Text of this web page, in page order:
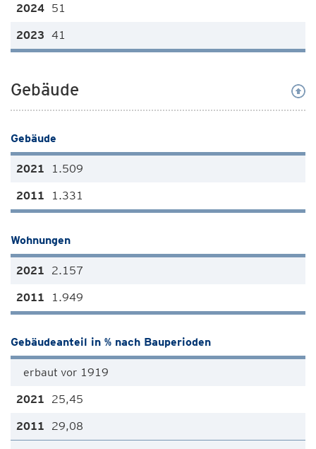
51
41
Gebäude
Gebäude
1.509
1.331
Wohnungen
2.157
1.949
Gebäudeanteil in % nach Bauperioden
erbaut vor 1919
25,45
29,08